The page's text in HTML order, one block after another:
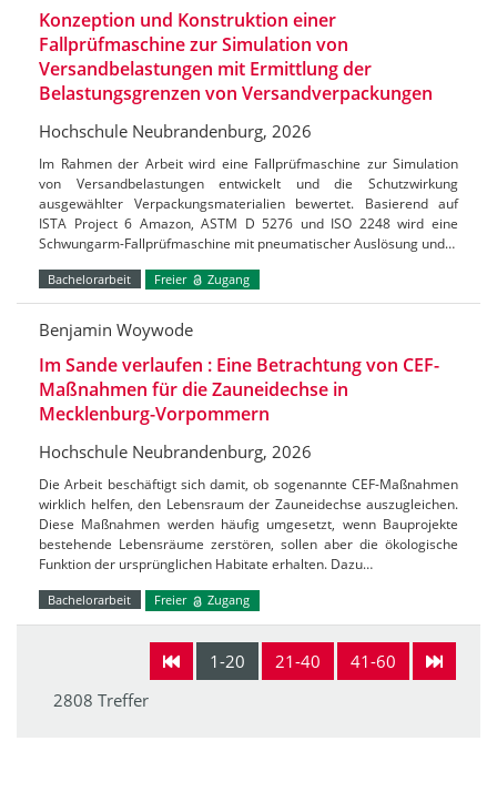
Konzeption und Konstruktion einer
Fallprüfmaschine zur Simulation von
Versandbelastungen mit Ermittlung der
Belastungsgrenzen von Versandverpackungen
Hochschule Neubrandenburg, 2026
Im Rahmen der Arbeit wird eine Fallprüfmaschine zur Simulation
von Versandbelastungen entwickelt und die Schutzwirkung
ausgewählter Verpackungsmaterialien bewertet. Basierend auf
ISTA Project 6 Amazon, ASTM D 5276 und ISO 2248 wird eine
Schwungarm-Fallprüfmaschine mit pneumatischer Auslösung und…
Bachelorarbeit Freier Zugang
Benjamin Woywode
Im Sande verlaufen : Eine Betrachtung von CEF-
Maßnahmen für die Zauneidechse in
Mecklenburg-Vorpommern
Hochschule Neubrandenburg, 2026
Die Arbeit beschäftigt sich damit, ob sogenannte CEF-Maßnahmen
wirklich helfen, den Lebensraum der Zauneidechse auszugleichen.
Diese Maßnahmen werden häufig umgesetzt, wenn Bauprojekte
bestehende Lebensräume zerstören, sollen aber die ökologische
Funktion der ursprünglichen Habitate erhalten. Dazu…
Bachelorarbeit Freier Zugang
1-20 21-40
41-60
2808 Treffer